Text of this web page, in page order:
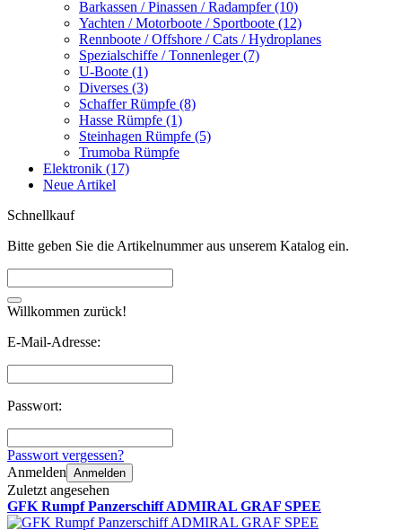
Barkassen / Pinassen / Radampfer (10)
Yachten / Motorboote / Sportboote (12)
Rennboote / Offshore / Cats / Hydroplanes
Spezialschiffe / Tonnenleger (7)
U-Boote (1)
Diverses (3)
Schaffer Rümpfe (8)
Hasse Rümpfe (1)
Steinhagen Rümpfe (5)
Trumoba Rümpfe
Elektronik (17)
Neue Artikel
Schnellkauf
Bitte geben Sie die Artikelnummer aus unserem Katalog ein.
Willkommen zurück!
E-Mail-Adresse:
Passwort:
Passwort vergessen?
Anmelden Anmelden
Zuletzt angesehen
GFK Rumpf Panzerschiff ADMIRAL GRAF SPEE